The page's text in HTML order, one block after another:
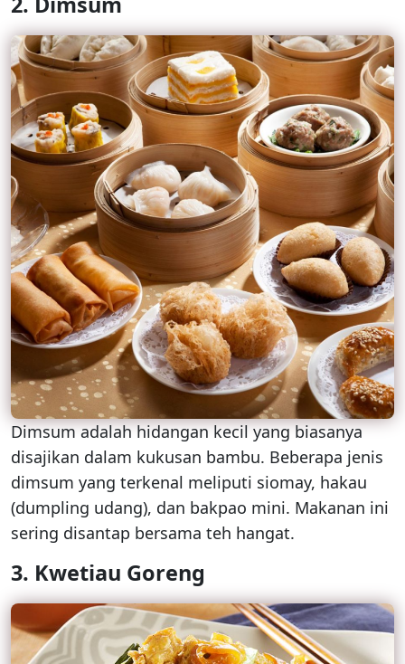
Dimsum adalah hidangan kecil yang biasanya
disajikan dalam kukusan bambu. Beberapa jenis
dimsum yang terkenal meliputi siomay, hakau
(dumpling udang), dan bakpao mini. Makanan ini
sering disantap bersama teh hangat.
3. Kwetiau Goreng